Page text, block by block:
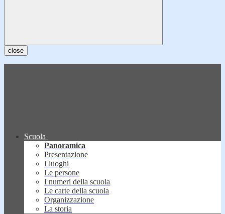
close
Scuola
Panoramica
Presentazione
I luoghi
Le persone
I numeri della scuola
Le carte della scuola
Organizzazione
La storia